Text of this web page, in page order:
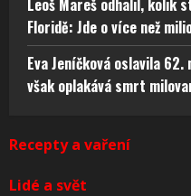
Floridě: Jde o více než
Eva Jeníčková oslavila
však oplakává smrt
Recepty a vaření
Lidé a svět